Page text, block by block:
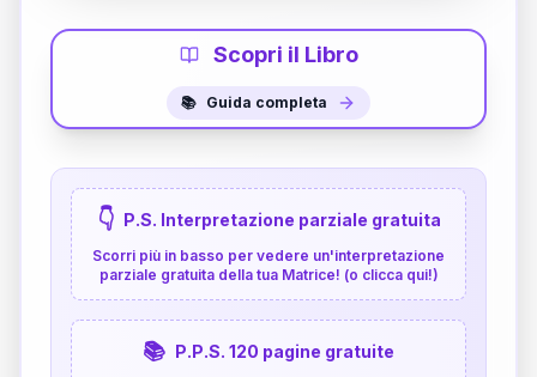
Scopri il Libro
📚 Guida completa
👇 P.S. Interpretazione parziale gratuita
Scorri più in basso per vedere un'interpretazione
parziale gratuita della tua Matrice! (o clicca qui!)
📚 P.P.S. 120 pagine gratuite